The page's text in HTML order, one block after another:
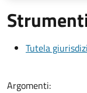
Tutela
Argomenti: